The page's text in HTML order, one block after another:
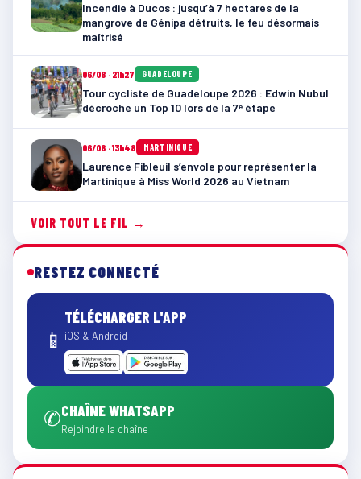
Incendie à Ducos : jusqu’à 7 hectares de la
mangrove de Génipa détruits, le feu désormais
maîtrisé
06/08 · 21h27 GUADELOUPE
Tour cycliste de Guadeloupe 2026 : Edwin Nubul
décroche un Top 10 lors de la 7ᵉ étape
06/08 · 13h48 MARTINIQUE
Laurence Fibleuil s’envole pour représenter la
Martinique à Miss World 2026 au Vietnam
VOIR TOUT LE FIL →
RESTEZ CONNECTÉ
📱
TÉLÉCHARGER L'APP
iOS & Android
✆CHAÎNE WHATSAPP
Rejoindre la chaîne